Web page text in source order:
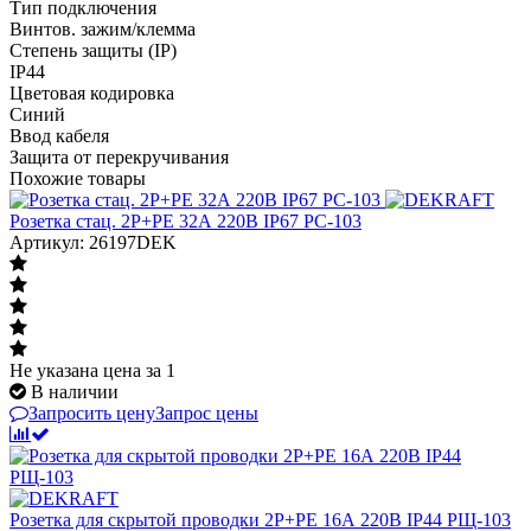
Тип подключения
Винтов. зажим/клемма
Степень защиты (IP)
IP44
Цветовая кодировка
Синий
Ввод кабеля
Защита от перекручивания
Похожие товары
Розетка стац. 2Р+РЕ 32А 220В IP67 РС-103
Артикул: 26197DEK
Не указана цена за 1
В наличии
Запросить ценуЗапрос цены
Розетка для скрытой проводки 2Р+РЕ 16А 220В IP44 РЩ-103